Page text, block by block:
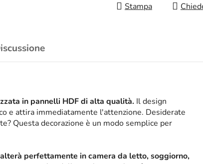
Stampa
in pannelli HDF di alta qualità. Il design
e attira immediatamente l'attenzione. Desiderate
Questa decorazione è un modo semplice per
perfettamente in camera da letto, soggiorno,